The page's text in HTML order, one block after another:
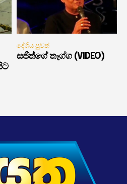
දේශීය පුවත්
සජිත්ගේ තෑග්ග (VIDEO)